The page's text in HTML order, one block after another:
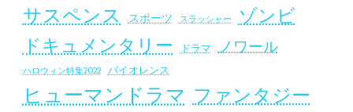
サスペンス スポーツ スラッシャー ゾンビ
ドキュメンタリー ドラマ ノワール
ハロウィン特集2022 バイオレンス
ヒューマンドラマ ファンタジー